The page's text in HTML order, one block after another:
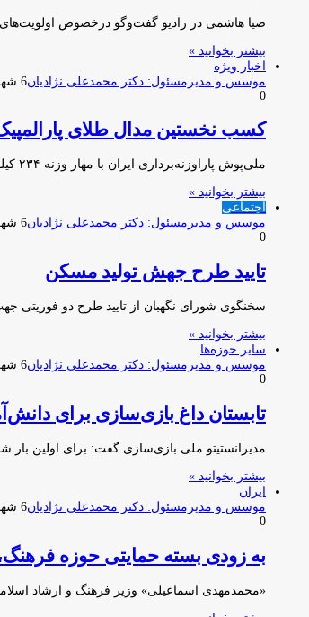
ضیا هاشمی در رادیو گفت‌وگو درخصوص
بیشتر بخوانید »
اخبار ویژه
موسس و مدیرمسئول: دکتر محمدعلی نژادیان6 شهریور 1400 16:41
0
کسب نخستین مدال طلای پارالمپیک ۲۰۲۰ ایران توسط روح الله
ملی‌پوش پاراوزنه‌برداری ایران با مهار وزنه ۲۳۴ کیلوگرمی موفق شد نخستین مدال طلا کاروان اعزامی ایران به بازی‌های پارالمپیک را…
بیشتر بخوانید »
اجتماعی
موسس و مدیرمسئول: دکتر محمدعلی نژادیان6 شهریور 1400 15:51
0
تایید طرح جهش تولید مسکن
سخنگوی شورای نگهبان از تایید طرح دو فوریتی
بیشتر بخوانید »
سایر حوزه‌ها
موسس و مدیرمسئول: دکتر محمدعلی نژادیان6 شهریور 1400 14:00
0
تابستان داغ بازی‌سازی برای
مدیرانستیتو ملی بازی‌سازی گفت: برای اولین بار
بیشتر بخوانید »
ایران
موسس و مدیرمسئول: دکتر محمدعلی نژادیان6 شهریور 1400 06:00
0
به زودی بسته حمایتی حوزه
«محمدمهدی اسماعیلی» وزیر فرهنگ و ارشاد